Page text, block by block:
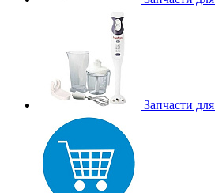
Запчасти